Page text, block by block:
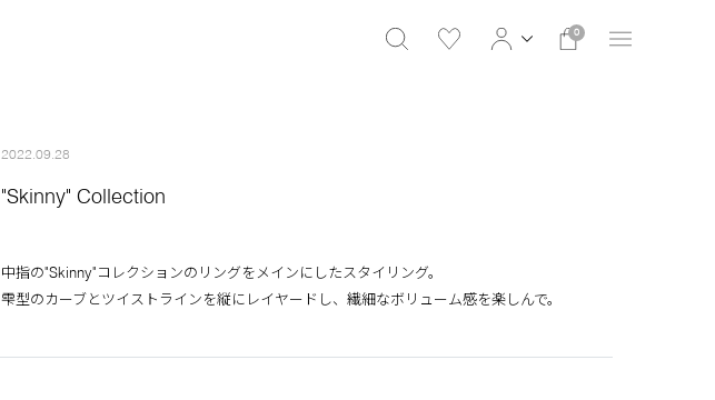
0
2022.09.28
"Skinny" Collection
中指の"Skinny"コレクションのリングをメインにしたスタイリング。
雫型のカーブとツイストラインを縦にレイヤードし、繊細なボリューム感を楽しんで。